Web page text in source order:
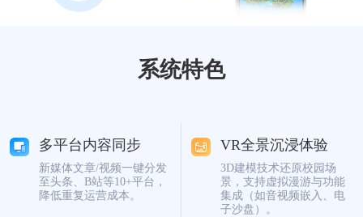
系统特色
多平台内容同步
新媒体文章/视频一键分发
至头条、B站等10+平台，
降低重复运营成本。
VR全景沉浸体验
3D建模技术还原校园场
景，支持虚拟漫游与功能
集成（如音视频嵌入、电
子沙盘）。